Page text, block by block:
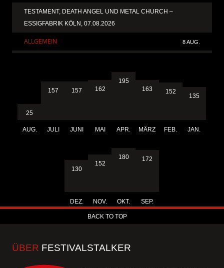
TESTAMENT, DEATH ANGEL UND METAL CHURCH –
ESSIGFABRIK KÖLN, 07.08.2026
ALLGEMEIN 8 AUG.
25
AUG.
157
JULI
157
JUNI
162
MAI
195
APR.
163
MÄRZ
152
FEB.
135
JAN.
130
DEZ.
152
NOV.
180
OKT.
172
SEP.
BACK TO TOP
ÜBER FESTIVALSTALKER